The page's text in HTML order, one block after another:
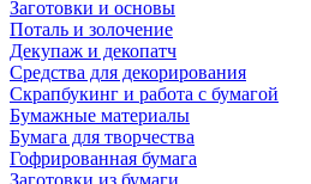
Заготовки и основы
Поталь и золочение
Декупаж и декопатч
Средства для декорирования
Скрапбукинг и работа с бумагой
Бумажные материалы
Бумага для творчества
Гофрированная бумага
Заготовки из бумаги